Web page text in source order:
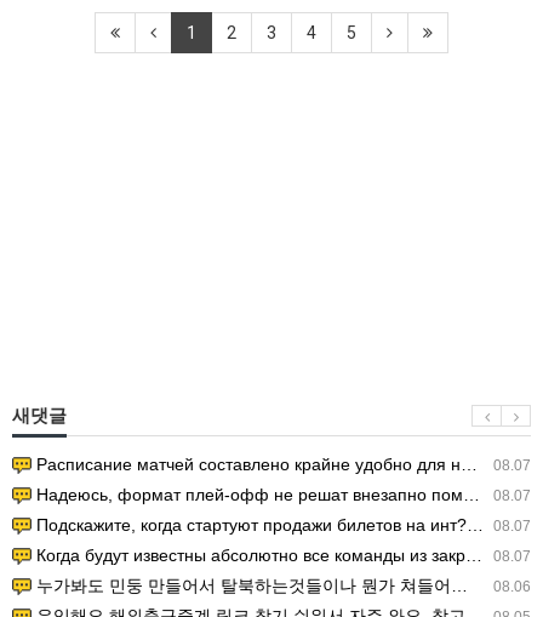
1 2 3 4 5
새댓글
08.07
Расписание матчей составлено крайне удобно для нашего часово…
08.07
Надеюсь, формат плей-офф не решат внезапно поменять. https:/…
08.07
Подскажите, когда стартуют продажи билетов на инт? https://g…
08.07
Когда будут известны абсолютно все команды из закрытых квали…
08.06
누가봐도 민둥 만들어서 탈북하는것들이나 뭔가 쳐들어오는 낌새를 미리 알아차리기 위함이지 저걸 전쟁준비라고 하…